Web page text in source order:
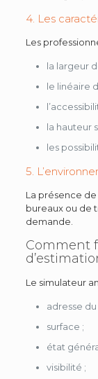
4. Les
Les
la largeur
le linéaire
la hauteur
les
5.
La présence
bureaux ou de
demande.
Comment
Le simulateur
adresse du
surface ;
état
visibilité ;